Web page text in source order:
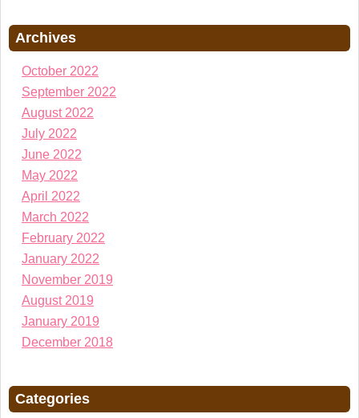
Archives
October 2022
September 2022
August 2022
July 2022
June 2022
May 2022
April 2022
March 2022
February 2022
January 2022
November 2019
August 2019
January 2019
December 2018
Categories